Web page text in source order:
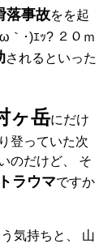
落事故をを起
｀･)ｴｯ? ２０ｍ
されるといった
ヶ岳にだけ
登っていた次
のだけど、 そ
トラウマですか
気持ちと、 山